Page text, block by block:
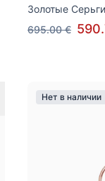
Золотые
695.00 €
Нет в наличии